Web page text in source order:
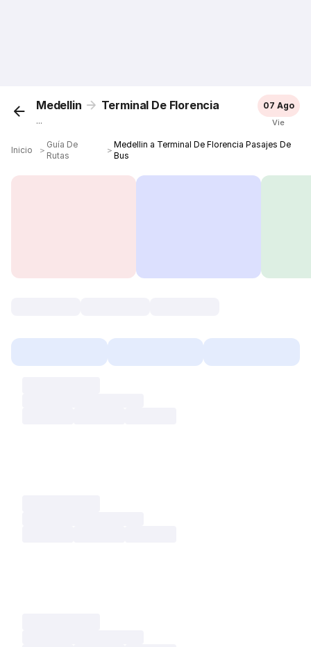
Medellin Terminal De Florencia
...
07 Ago
Vie
Inicio ＞
Guía De
Rutas
＞
Medellin a Terminal De Florencia Pasajes De
Bus